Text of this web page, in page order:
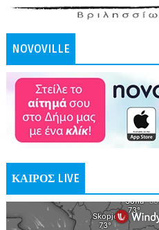
NOVOVILLE
ΚΑΙΡΟΣ LIVE